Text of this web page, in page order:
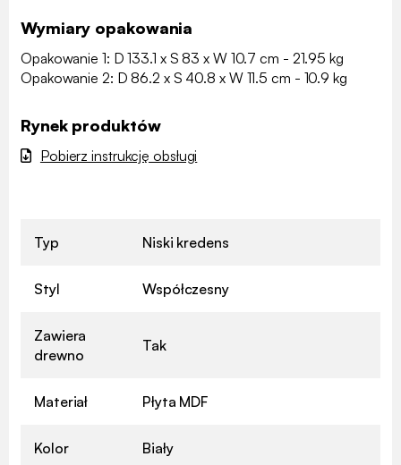
Wymiary opakowania
Opakowanie 1: D 133.1 x S 83 x W 10.7 cm - 21.95 kg
Opakowanie 2: D 86.2 x S 40.8 x W 11.5 cm - 10.9 kg
Rynek produktów
Pobierz instrukcję obsługi
Typ Niski kredens
Styl Współczesny
Zawiera
drewno
Tak
Materiał Płyta MDF
Kolor Biały